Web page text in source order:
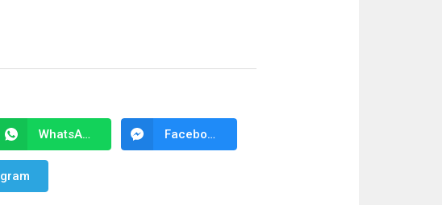
WhatsApp Facebook Messenger